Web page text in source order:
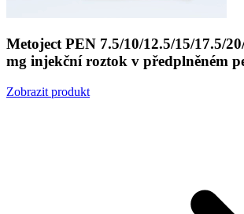
Metoject PEN 7.5/10/12.5/15/17.5/
mg injekční roztok v předplněném
Zobrazit produkt